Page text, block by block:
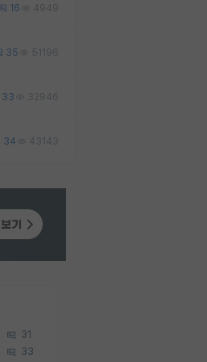
16 4949
35 51196
33 32946
34 43143
31
33